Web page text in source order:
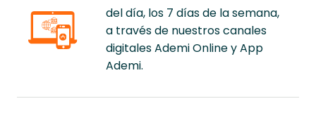
del día, los 7 días de la semana,
a través de nuestros canales
digitales Ademi Online y App
Ademi.